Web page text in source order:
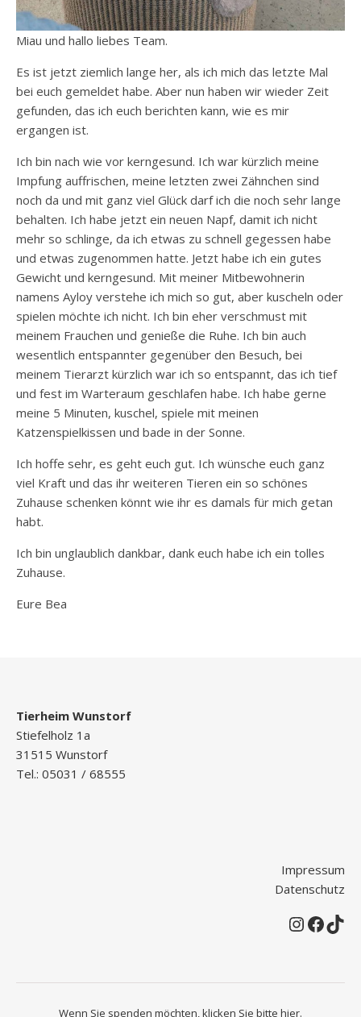
Miau und hallo liebes Team.
Es ist jetzt ziemlich lange her, als ich mich das letzte Mal
bei euch gemeldet habe. Aber nun haben wir wieder Zeit
gefunden, das ich euch berichten kann, wie es mir
ergangen ist.
Ich bin nach wie vor kerngesund. Ich war kürzlich meine
Impfung auffrischen, meine letzten zwei Zähnchen sind
noch da und mit ganz viel Glück darf ich die noch sehr lange
behalten. Ich habe jetzt ein neuen Napf, damit ich nicht
mehr so schlinge, da ich etwas zu schnell gegessen habe
und etwas zugenommen hatte. Jetzt habe ich ein gutes
Gewicht und kerngesund. Mit meiner Mitbewohnerin
namens Ayloy verstehe ich mich so gut, aber kuscheln oder
spielen möchte ich nicht. Ich bin eher verschmust mit
meinem Frauchen und genieße die Ruhe. Ich bin auch
wesentlich entspannter gegenüber den Besuch, bei
meinem Tierarzt kürzlich war ich so entspannt, das ich tief
und fest im Warteraum geschlafen habe. Ich habe gerne
meine 5 Minuten, kuschel, spiele mit meinen
Katzenspielkissen und bade in der Sonne.
Ich hoffe sehr, es geht euch gut. Ich wünsche euch ganz
viel Kraft und das ihr weiteren Tieren ein so schönes
Zuhause schenken könnt wie ihr es damals für mich getan
habt.
Ich bin unglaublich dankbar, dank euch habe ich ein tolles
Zuhause.
Eure Bea
Tierheim Wunstorf
Stiefelholz 1a
31515 Wunstorf
Tel.: 05031 / 68555
Impressum
Datenschutz
Wenn Sie spenden möchten, klicken Sie bitte hier.